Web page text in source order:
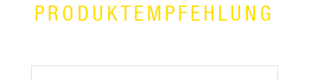
PRODUKTEMPFEHLUNG